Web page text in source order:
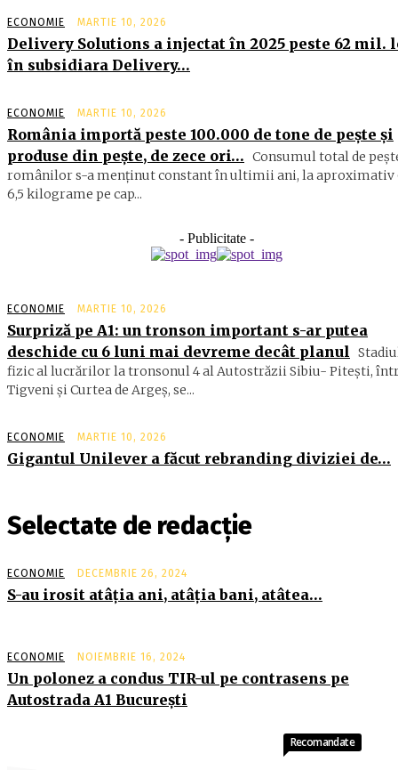
ECONOMIE MARTIE 10, 2026
Delivery Solutions a injectat în 2025 peste 62 mil.
în subsidiara Delivery…
ECONOMIE MARTIE 10, 2026
România importă peste 100.000 de tone de peşte şi
produse din peşte, de zece ori… Consumul total de
ro­mâ­nilor s-a menţinut constant în ul­timii ani, la aproximativ
6,5 ki­lograme pe cap...
- Publicitate -
ECONOMIE MARTIE 10, 2026
Surpriză pe A1: un tronson important s-ar putea
deschide cu 6 luni mai devreme decât planul
fizic al lucrărilor la tronsonul 4 al Autostrăzii Sibiu- Piteşti,
Tigveni şi Curtea de Argeş, se...
ECONOMIE MARTIE 10, 2026
Gigantul Unilever a făcut rebranding diviziei de…
Selectate de redacție
ECONOMIE DECEMBRIE 26, 2024
S-au irosit atâţia ani, atâţia bani, atâtea…
ECONOMIE NOIEMBRIE 16, 2024
Un polonez a condus TIR-ul pe contrasens pe
Autostrada A1 Bucureşti
Recomandate